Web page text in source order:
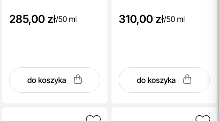
285,00 zł/50 ml
do koszyka
310,00 zł/50 ml
do koszyka